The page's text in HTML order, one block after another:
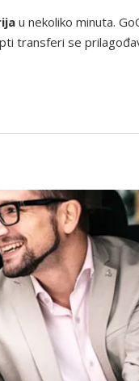
u nekoliko minuta.
transferi se